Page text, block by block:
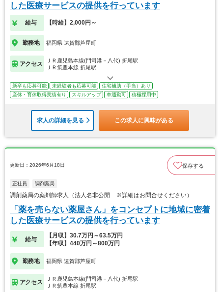
した医療サービスの提供を行っています
給与 【時給】2,000円～
勤務地 福岡県 遠賀郡芦屋町
アクセス
ＪＲ鹿児島本線(門司港－八代) 折尾駅
ＪＲ筑豊本線 折尾駅
新卒も応募可能 未経験者も応募可能
住宅補助（手当）あり
産休・育休取得実績有り
スキルアップ 車通勤可 積極採用中
求人の詳細を見る この求人に興味がある
更新日：2026年6月18日 保存する
正社員 調剤薬局
調剤薬局の薬剤師求人（法人名非公開 ※詳細はお問合せください）
「薬を売らない薬屋さん」をコンセプトに地域に密着
した医療サービスの提供を行っています
給与
【月収】30.7万円～63.5万円
【年収】440万円～800万円
勤務地 福岡県 遠賀郡芦屋町
アクセス
ＪＲ鹿児島本線(門司港－八代) 折尾駅
ＪＲ筑豊本線 折尾駅